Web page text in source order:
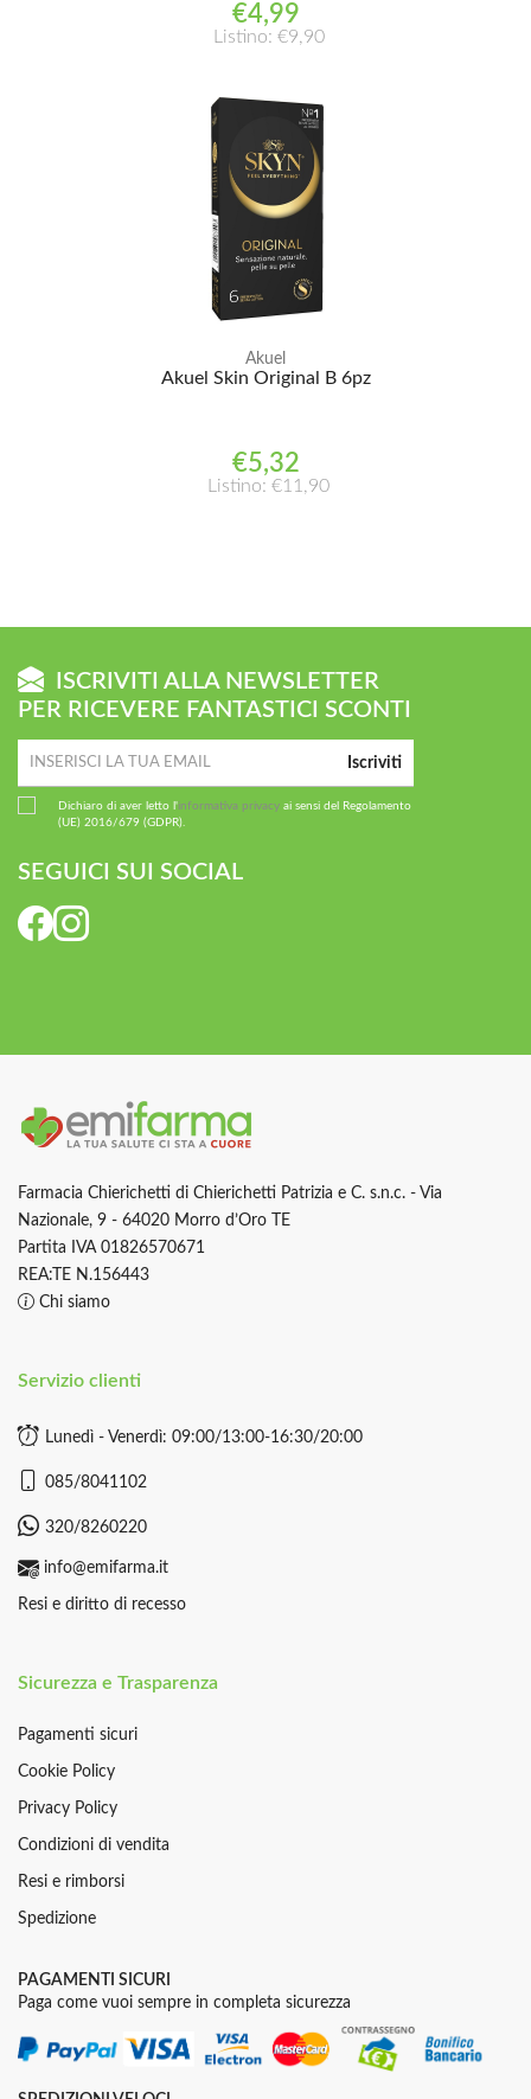
€4,99
Listino: €9,90
Akuel
Akuel Skin Original B 6pz
€5,32
Listino: €11,90
ISCRIVITI ALLA NEWSLETTER
PER RICEVERE FANTASTICI SCONTI
Iscriviti
Dichiaro di aver letto l'informativa privacy ai sensi del Regolamento
(UE) 2016/679 (GDPR).
SEGUICI SUI SOCIAL
Farmacia Chierichetti di Chierichetti Patrizia e C. s.n.c. - Via
Nazionale, 9 - 64020 Morro d’Oro TE
Partita IVA 01826570671
REA:TE N.156443
Chi siamo
Servizio clienti
Lunedì - Venerdì: 09:00/13:00-16:30/20:00
085/8041102
320/8260220
info@emifarma.it
Resi e diritto di recesso
Sicurezza e Trasparenza
Pagamenti sicuri
Cookie Policy
Privacy Policy
Condizioni di vendita
Resi e rimborsi
Spedizione
PAGAMENTI SICURI
Paga come vuoi sempre in completa sicurezza